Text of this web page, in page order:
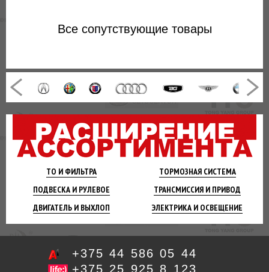
ТО И ФИЛЬТРА ТОРМОЗНАЯСИСТЕМА
ПОДВЕСКА И РУЛЕВОЕ ТРАНСМИССИЯ И ПРИВОД
ДВИГАТЕЛЬ И ВЫХЛОП ЭЛЕКТРИКА И ОСВЕЩЕНИЕ
Все сопутствующие товары
+375 44 586 05 44
+375 25 925 8 123